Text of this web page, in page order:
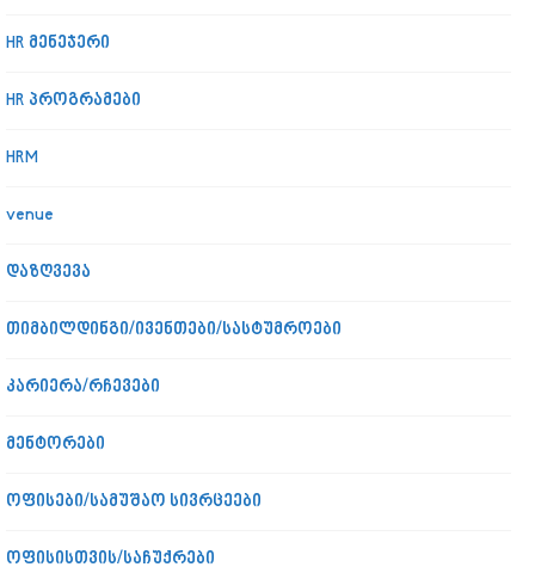
HR მენეჯერი
HR პროგრამები
HRM
venue
დაზღვევა
თიმბილდინგი/ივენთები/სასტუმროები
კარიერა/რჩევები
მენტორები
ოფისები/სამუშაო სივრცეები
ოფისისთვის/საჩუქრები